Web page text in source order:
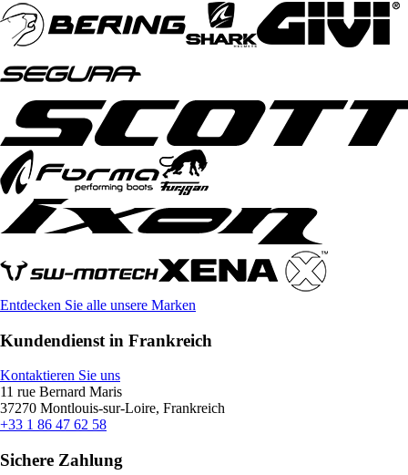
Entdecken Sie alle unsere Marken
Kundendienst in Frankreich
Kontaktieren Sie uns
11 rue Bernard Maris
37270 Montlouis-sur-Loire, Frankreich
+33 1 86 47 62 58
Sichere Zahlung